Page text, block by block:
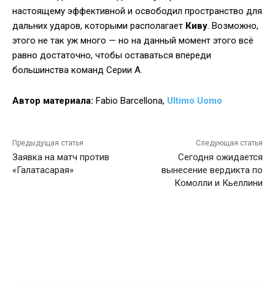
настоящему эффективной и освободил пространство для
дальних ударов, которыми располагает Киву . Возможно,
этого не так уж много — но на данный момент этого всё
равно достаточно, чтобы оставаться впереди
большинства команд Серии А.
Автор материала: Fabio Barcellona, Ultimo Uomo
Предыдущая статья
Заявка на матч против
«Галатасарая»
Следующая статья
Сегодня ожидается
вынесение вердикта по
Комолли и Кьеллини